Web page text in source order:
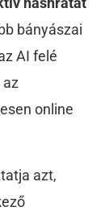
bányászai
AI felé
online
azt,